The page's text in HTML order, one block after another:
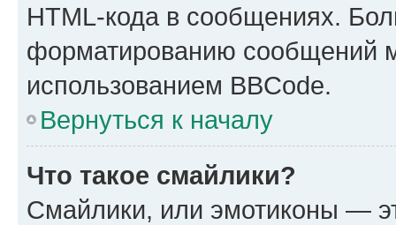
HTML-кода в сообщениях.
форматированию сообщений
использованием BBCode.
Вернуться к началу
Что такое смайлики?
Смайлики, или эмотиконы —